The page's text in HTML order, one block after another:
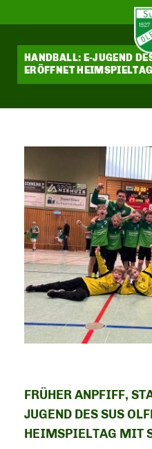
HANDBALL: E-JUGEND
ERÖFFNET
FRÜHER ANPFIFF,
JUGEND DES SUS
HEIMSPIELTAG MIT